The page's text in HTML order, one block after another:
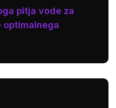
pitja vode za
optimalnega